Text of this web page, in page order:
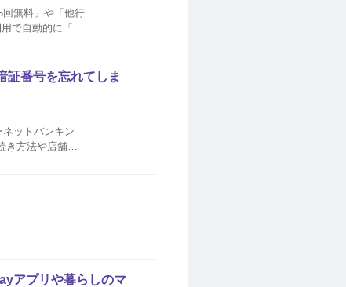
回無料」や「他行
で自動的に「イ
証番号を忘れてしま
ットバンキン
き方法や店舗検
アプリや暮らしのマ